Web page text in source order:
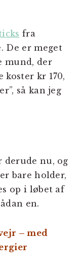
fra
De er meget
mund, der
koster kr 170,
så kan jeg
nu, og
bare holder,
op i løbet af
en.
– med